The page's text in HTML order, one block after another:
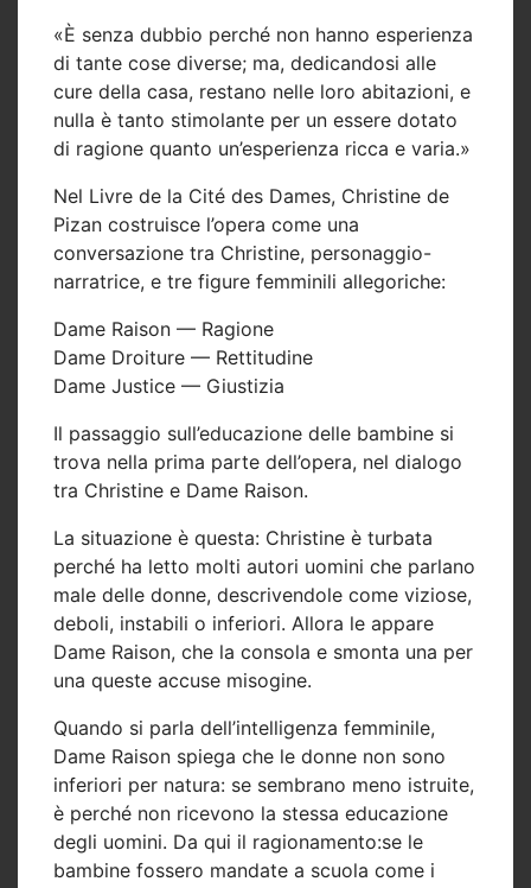
«È senza dubbio perché non hanno esperienza
di tante cose diverse; ma, dedicandosi alle
cure della casa, restano nelle loro abitazioni, e
nulla è tanto stimolante per un essere dotato
di ragione quanto un’esperienza ricca e varia.»
Nel Livre de la Cité des Dames, Christine de
Pizan costruisce l’opera come una
conversazione tra Christine, personaggio-
narratrice, e tre figure femminili allegoriche:
Dame Raison — Ragione
Dame Droiture — Rettitudine
Dame Justice — Giustizia
Il passaggio sull’educazione delle bambine si
trova nella prima parte dell’opera, nel dialogo
tra Christine e Dame Raison.
La situazione è questa: Christine è turbata
perché ha letto molti autori uomini che parlano
male delle donne, descrivendole come viziose,
deboli, instabili o inferiori. Allora le appare
Dame Raison, che la consola e smonta una per
una queste accuse misogine.
Quando si parla dell’intelligenza femminile,
Dame Raison spiega che le donne non sono
inferiori per natura: se sembrano meno istruite,
è perché non ricevono la stessa educazione
degli uomini. Da qui il ragionamento:se le
bambine fossero mandate a scuola come i